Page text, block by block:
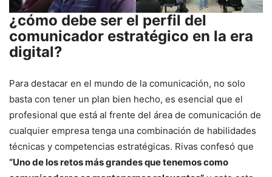
¿cómo debe ser el perfil del
comunicador estratégico en la era
digital?
Para destacar en el mundo de la comunicación, no solo
basta con tener un plan bien hecho, es esencial que el
profesional que está al frente del área de comunicación de
cualquier empresa tenga una combinación de habilidades
técnicas y competencias estratégicas. Rivas confesó que
“Uno de los retos más grandes que tenemos como